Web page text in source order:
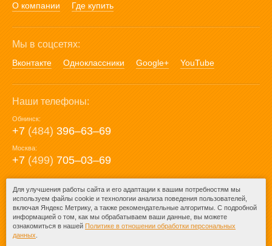
О компании
Где купить
Мы в соцсетях:
Вконтакте Одноклассники Google+ YouTube
Наши телефоны:
Обнинск:
+7 (484) 396‒63‒69
Москва:
+7 (499) 705‒03‒69
E-mail:
mail@posuda40.ru
Для улучшения работы сайта и его адаптации к вашим потребностям мы
используем файлы cookie и технологии анализа поведения пользователей,
включая Яндекс Метрику, а также рекомендательные алгоритмы. С подробной
информацией о том, как мы обрабатываем ваши данные, вы можете
ознакомиться в нашей Политике в отношении обработки персональных
данных